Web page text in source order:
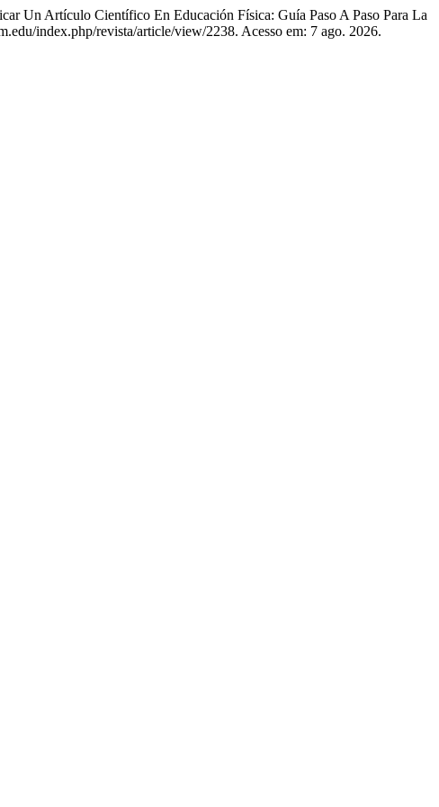
Artículo Científico En Educación Física: Guía Paso A Paso Para La
index.php/revista/article/view/2238. Acesso em: 7 ago. 2026.